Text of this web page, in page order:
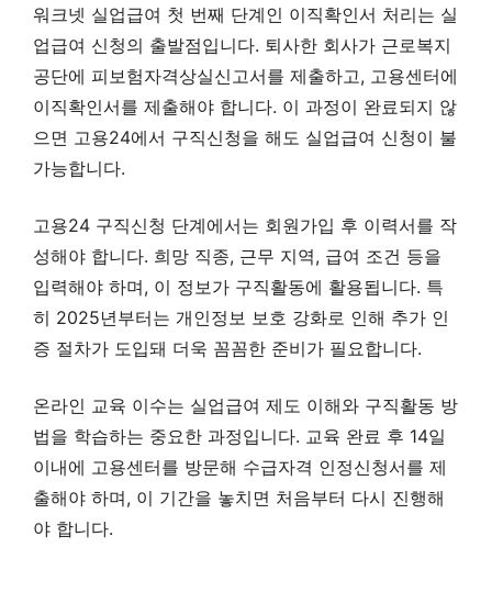
워크넷 실업급여 첫 번째 단계인 이직확인서 처리는 실
업급여 신청의 출발점입니다. 퇴사한 회사가 근로복지
공단에 피보험자격상실신고서를 제출하고, 고용센터에
이직확인서를 제출해야 합니다. 이 과정이 완료되지 않
으면 고용24에서 구직신청을 해도 실업급여 신청이 불
가능합니다.
고용24 구직신청 단계에서는 회원가입 후 이력서를 작
성해야 합니다. 희망 직종, 근무 지역, 급여 조건 등을
입력해야 하며, 이 정보가 구직활동에 활용됩니다. 특
히 2025년부터는 개인정보 보호 강화로 인해 추가 인
증 절차가 도입돼 더욱 꼼꼼한 준비가 필요합니다.
온라인 교육 이수는 실업급여 제도 이해와 구직활동 방
법을 학습하는 중요한 과정입니다. 교육 완료 후 14일
이내에 고용센터를 방문해 수급자격 인정신청서를 제
출해야 하며, 이 기간을 놓치면 처음부터 다시 진행해
야 합니다.